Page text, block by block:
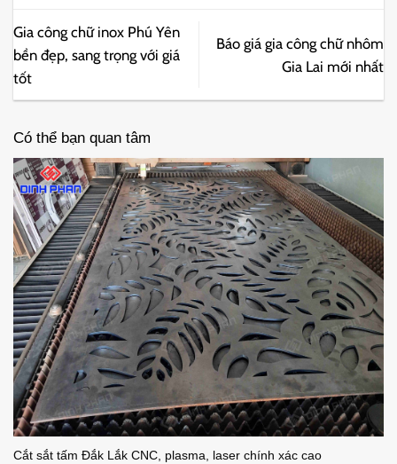
Gia công chữ inox Phú Yên
bền đẹp, sang trọng với giá
tốt
Báo giá gia công chữ nhôm
Gia Lai mới nhất
Có thể bạn quan tâm
Cắt sắt tấm Đắk Lắk CNC, plasma, laser chính xác cao